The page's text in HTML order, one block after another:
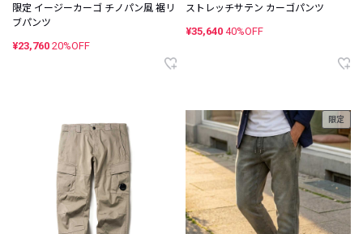
限定 イージーカーゴ チノパン風 裾リ
ブパンツ
¥23,760 20%OFF
ストレッチサテン カーゴパンツ
¥35,640 40%OFF
限定